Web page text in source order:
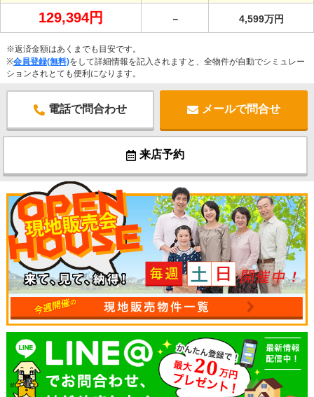
129,394円 － 4,599万円
※返済金額はあくまでも目安です。
※会員登録(無料)をして詳細情報を記入されますと、全物件が自動でシミュレー
ションされとても便利になります。
電話で問合わせ メールで問合せ
来店予約